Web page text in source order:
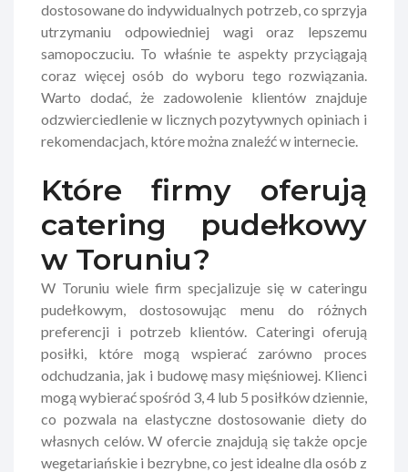
dostosowane do indywidualnych potrzeb, co sprzyja
utrzymaniu odpowiedniej wagi oraz lepszemu
samopoczuciu. To właśnie te aspekty przyciągają
coraz więcej osób do wyboru tego rozwiązania.
Warto dodać, że zadowolenie klientów znajduje
odzwierciedlenie w licznych pozytywnych opiniach i
rekomendacjach, które można znaleźć w internecie.
Które firmy oferują
catering pudełkowy
w Toruniu?
W Toruniu wiele firm specjalizuje się w cateringu
pudełkowym, dostosowując menu do różnych
preferencji i potrzeb klientów. Cateringi oferują
posiłki, które mogą wspierać zarówno proces
odchudzania, jak i budowę masy mięśniowej. Klienci
mogą wybierać spośród 3, 4 lub 5 posiłków dziennie,
co pozwala na elastyczne dostosowanie diety do
własnych celów. W ofercie znajdują się także opcje
wegetariańskie i bezrybne, co jest idealne dla osób z